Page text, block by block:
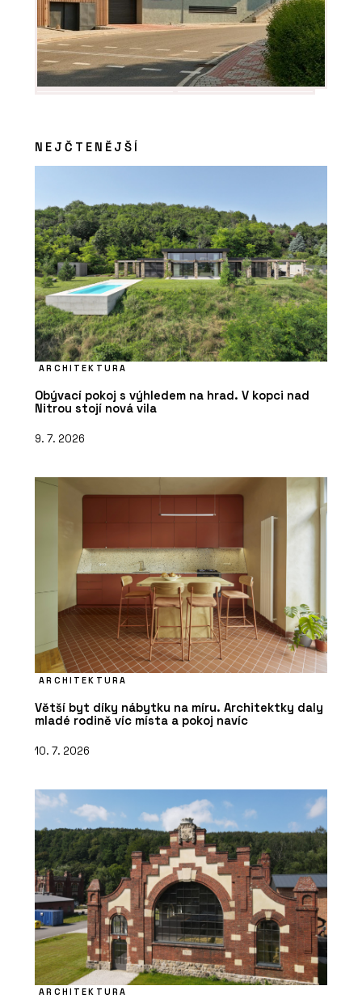
NEJČTENĚJŠÍ
ARCHITEKTURA
Obývací pokoj s výhledem na hrad. V kopci nad
Nitrou stojí nová vila
9. 7. 2026
ARCHITEKTURA
Větší byt díky nábytku na míru. Architektky daly
mladé rodině víc místa a pokoj navíc
10. 7. 2026
ARCHITEKTURA